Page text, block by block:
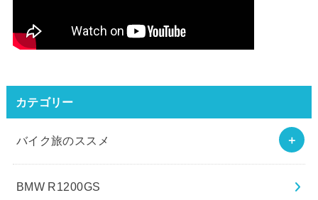
カテゴリー
バイク旅のススメ
BMW R1200GS